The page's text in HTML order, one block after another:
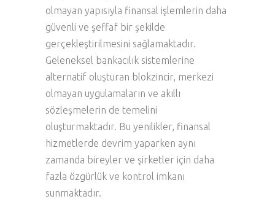
olmayan yapısıyla finansal işlemlerin daha
güvenli ve şeffaf bir şekilde
gerçekleştirilmesini sağlamaktadır.
Geleneksel bankacılık sistemlerine
alternatif oluşturan blokzincir, merkezi
olmayan uygulamaların ve akıllı
sözleşmelerin de temelini
oluşturmaktadır. Bu yenilikler, finansal
hizmetlerde devrim yaparken aynı
zamanda bireyler ve şirketler için daha
fazla özgürlük ve kontrol imkanı
sunmaktadır.